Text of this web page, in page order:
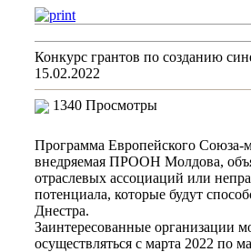
Конкурс грантов по созданию
15.02.2022
1340 Просмотры
Программа Европейского
внедряемая ПРООН Молдова,
отраслевых ассоциаций или
потенциала, которые будут
Днестра.
Заинтересованные организации
осуществляться с марта 2022 по